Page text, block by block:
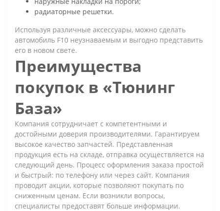
радиаторные решетки.
Используя различные аксессуары, можно сделать
автомобиль F10 неузнаваемым и выгодно представить
его в новом свете.
Преимущества
покупок в «Тюнинг
База»
Компания сотрудничает с компетентными и
достойными доверия производителями. Гарантируем
высокое качество запчастей. Представленная
продукция есть на складе, отправка осуществляется на
следующий день. Процесс оформления заказа простой
и быстрый: по телефону или через сайт. Компания
проводит акции, которые позволяют покупать по
сниженным ценам. Если возникли вопросы,
специалисты предоставят больше информации.